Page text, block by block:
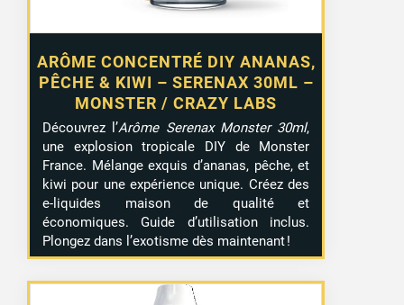
ARÔME CONCENTRÉ DIY ANANAS,
PÊCHE & KIWI – SERENAX 30ML –
MONSTER / CRAZY LABS
Découvrez l’Arôme Serenax Monster 30ml,
une explosion tropicale DIY de Monster
France. Mélange exquis d’ananas, pêche, et
kiwi pour une expérience unique. Créez des
e-liquides maison de qualité et
économiques. Guide d’utilisation inclus.
Plongez dans l’exotisme dès maintenant !